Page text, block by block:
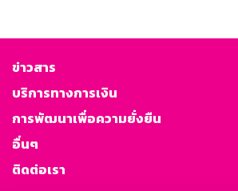
ข่าวสาร
บริการทางการเงิน
การพัฒนาเพื่อความยั่งยืน
อื่นๆ
ติดต่อเรา